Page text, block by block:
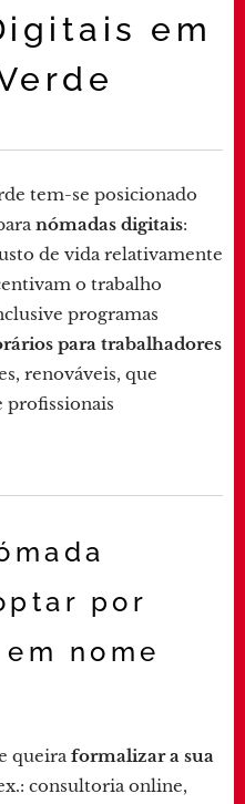
em
tem-se posicionado
nómadas digitais:
de vida relativamente
o trabalho
programas
para trabalhadores
renováveis, que
profissionais
por
nome
queiraformalizar a sua
consultoria online,